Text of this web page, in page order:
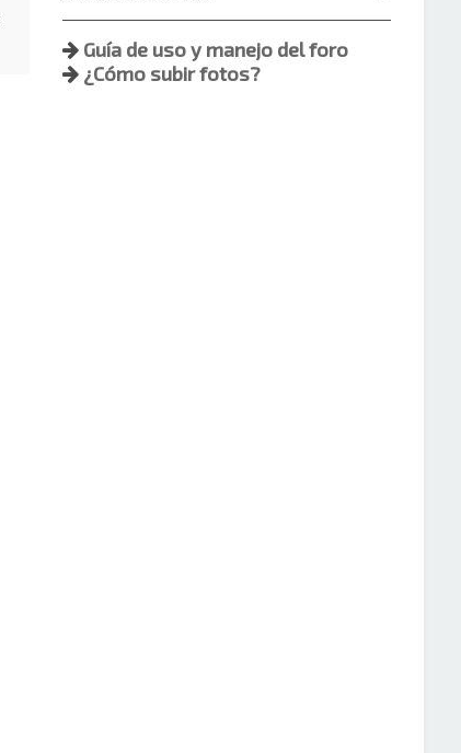
Guía de uso y manejo del foro
¿Cómo subir fotos?